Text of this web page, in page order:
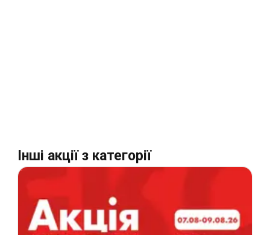
Інші акції з категорії